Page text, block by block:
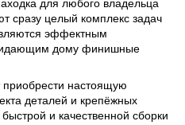
для любого владельца
сразу целый комплекс задач
эффектным
дому финишные
приобрести настоящую
деталей и крепёжных
и качественной сборки